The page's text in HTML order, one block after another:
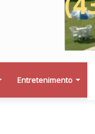
Entretenimento